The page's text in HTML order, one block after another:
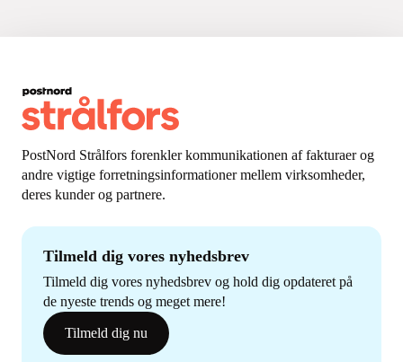
PostNord Strålfors forenkler kommunikationen af fakturaer og
andre vigtige forretningsinformationer mellem virksomheder,
deres kunder og partnere.
Tilmeld dig vores nyhedsbrev
Tilmeld dig vores nyhedsbrev og hold dig opdateret på
de nyeste trends og meget mere!
Tilmeld dig nu